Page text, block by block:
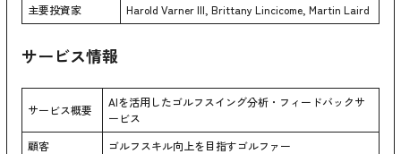
主要投資家
Harold Varner III, Brittany Lincicome, Martin Laird
サービス情報
サービス概要
AIを活用したゴルフスイング分析・フィードバックサ
ービス
顧客
ゴルフスキル向上を目指すゴルファー